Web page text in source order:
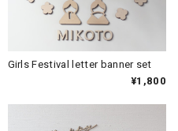
Girls Festival letter banner set
¥1,800